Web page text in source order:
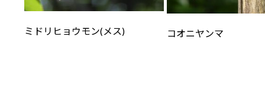
ミドリヒョウモン(メス) コオニヤンマ